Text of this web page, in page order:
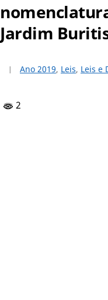
Jardim
Ano 2019, Leis, Leis e
2